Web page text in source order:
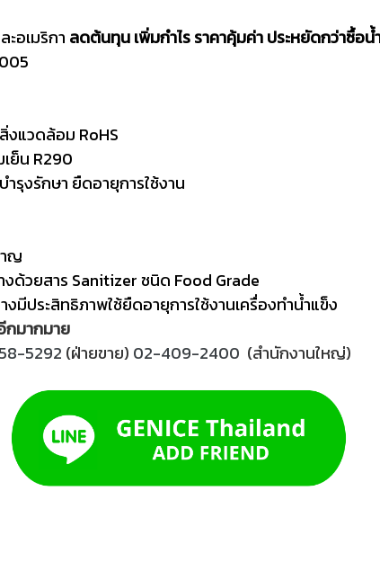
อเมริกา ลดต้นทุน เพิ่มกำไร ราคาคุ้มค่า ประหยัดกว่าซื้อน้
งแวดล้อม RoHS
เย็น R290
รุงรักษา ยืดอายุการใช้งาน
ญ
ด้วยสาร Sanitizer ชนิด Food Grade
มีประสิทธิภาพใช้ยืดอายุการใช้งานเครื่องทำน้ำแข็ง
มากมาย
5292 (ฝ่ายขาย) 02-409-2400 (สำนักงานใหญ่)